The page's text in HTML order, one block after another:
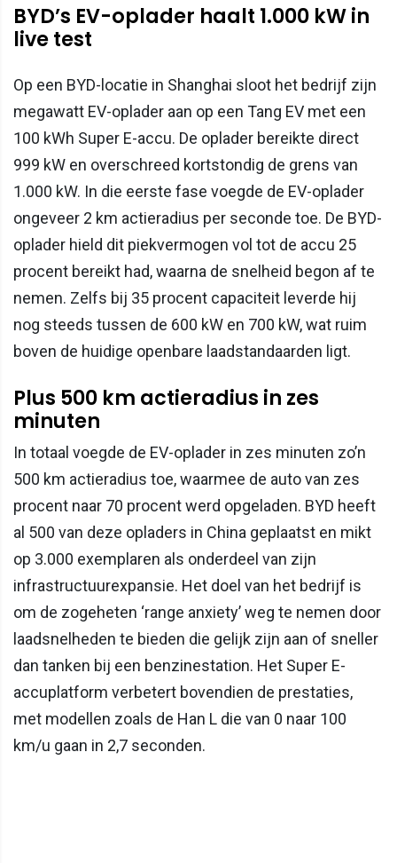
BYD’s EV-oplader haalt 1.000 kW in
live test
Op een BYD-locatie in Shanghai sloot het bedrijf zijn
megawatt EV-oplader aan op een Tang EV met een
100 kWh Super E-accu. De oplader bereikte direct
999 kW en overschreed kortstondig de grens van
1.000 kW. In die eerste fase voegde de EV-oplader
ongeveer 2 km actieradius per seconde toe. De BYD-
oplader hield dit piekvermogen vol tot de accu 25
procent bereikt had, waarna de snelheid begon af te
nemen. Zelfs bij 35 procent capaciteit leverde hij
nog steeds tussen de 600 kW en 700 kW, wat ruim
boven de huidige openbare laadstandaarden ligt.
Plus 500 km actieradius in zes
minuten
In totaal voegde de EV-oplader in zes minuten zo’n
500 km actieradius toe, waarmee de auto van zes
procent naar 70 procent werd opgeladen. BYD heeft
al 500 van deze opladers in China geplaatst en mikt
op 3.000 exemplaren als onderdeel van zijn
infrastructuurexpansie. Het doel van het bedrijf is
om de zogeheten ‘range anxiety’ weg te nemen door
laadsnelheden te bieden die gelijk zijn aan of sneller
dan tanken bij een benzinestation. Het Super E-
accuplatform verbetert bovendien de prestaties,
met modellen zoals de Han L die van 0 naar 100
km/u gaan in 2,7 seconden.